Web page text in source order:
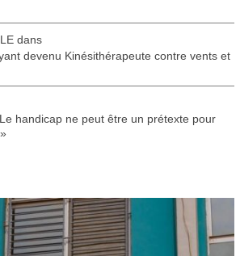
dans
devenu Kinésithérapeute contre vents et
handicap ne peut être un prétexte pour